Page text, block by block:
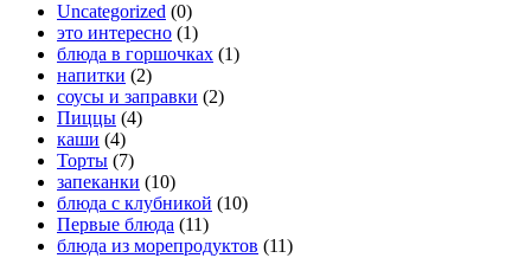
Uncategorized (0)
это интересно (1)
блюда в горшочках (1)
напитки (2)
соусы и заправки (2)
Пиццы (4)
каши (4)
Торты (7)
запеканки (10)
блюда с клубникой (10)
Первые блюда (11)
блюда из морепродуктов (11)